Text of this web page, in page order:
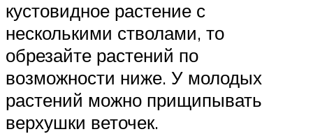
кустовидное растение с
несколькими стволами, то
обрезайте растений по
возможности ниже. У молодых
растений можно прищипывать
верхушки веточек.